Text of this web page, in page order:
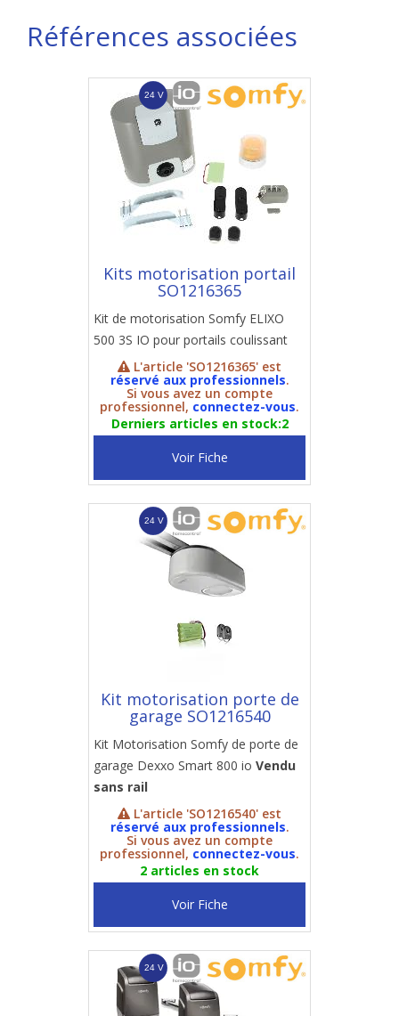
Références associées
Kits motorisation portail
SO1216365
Kit de motorisation Somfy ELIXO
500 3S IO pour portails coulissant
L'article 'SO1216365' est
réservé aux professionnels.
Si vous avez un compte
professionnel, connectez-vous.
Derniers articles en stock:2
Voir Fiche
Kit motorisation porte de
garage SO1216540
Kit Motorisation Somfy de porte de
garage Dexxo Smart 800 io Vendu
sans rail
L'article 'SO1216540' est
réservé aux professionnels.
Si vous avez un compte
professionnel, connectez-vous.
2 articles en stock
Voir Fiche